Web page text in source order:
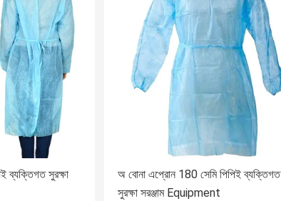
ব্যক্তিগত সুরক্ষা
অ বোনা এপ্রোন 180 সেমি পিপিই ব্যক্তিগত
সুরক্ষা সরঞ্জাম Equipment